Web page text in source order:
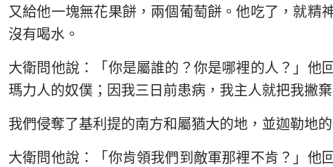
彌迦書 那鴻書
哈巴谷書
哈該書 撒迦利亞書
又給他一塊無花果餅，兩個葡萄餅。他吃了，就精
沒有喝水。
大衛問他說：「你是屬誰的？你是哪裡的人？」他
瑪力人的奴僕；因我三日前患病，我主人就把我撇棄
我們侵奪了基利提的南方和屬猶大的地，並迦勒地
大衛問他說：「你肯領我們到敵軍那裡不肯？」他